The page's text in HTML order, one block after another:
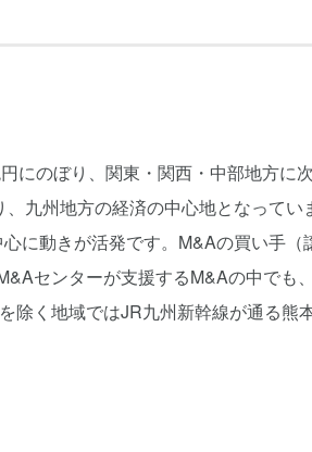
にのぼり、関東・関西・中部地方に
九州地方の経済の中心地となってい
に動きが活発です。M&Aの買い手（
センターが支援するM&Aの中でも
除く地域ではJR九州新幹線が通る熊